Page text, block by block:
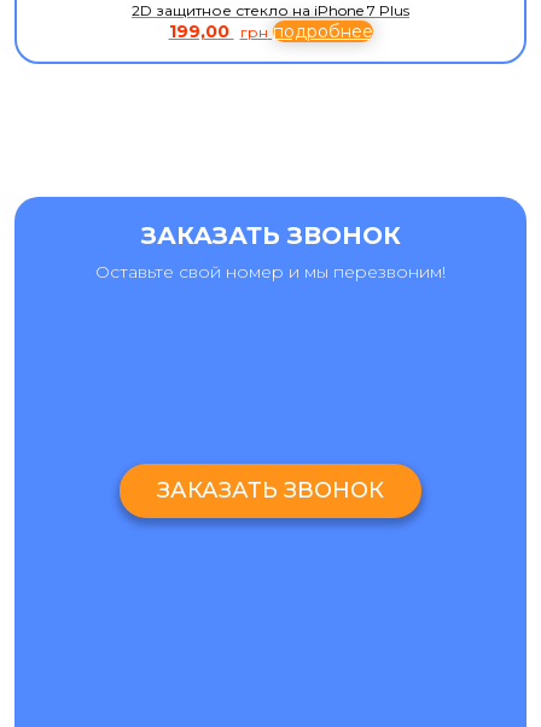
2D защитное стекло на iPhone 7 Plus
199,00 грн подробнее
ЗАКАЗАТЬ ЗВОНОК
Оставьте свой номер и мы перезвоним!
ЗАКАЗАТЬ ЗВОНОК